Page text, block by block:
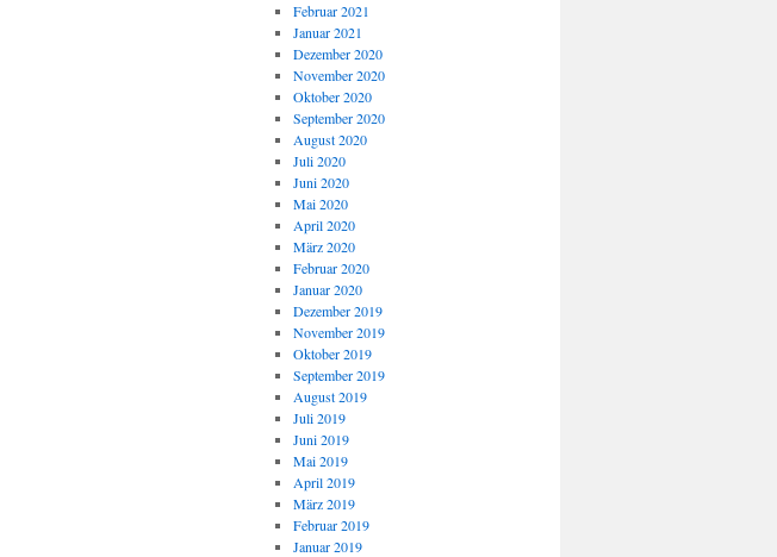
Februar 2021
Januar 2021
Dezember 2020
November 2020
Oktober 2020
September 2020
August 2020
Juli 2020
Juni 2020
Mai 2020
April 2020
März 2020
Februar 2020
Januar 2020
Dezember 2019
November 2019
Oktober 2019
September 2019
August 2019
Juli 2019
Juni 2019
Mai 2019
April 2019
März 2019
Februar 2019
Januar 2019